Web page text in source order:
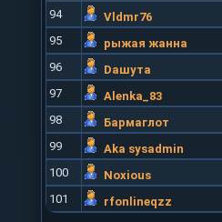
94
Vldmr76
95
рыжая жанна
96
Daшута
97
Alenka_83
98
Бармаглот
99
Aka sysadmin
100
Noxious
101
rfonlineqzz